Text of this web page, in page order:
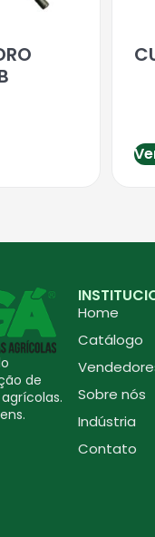
de
Home
Catálogo
Sobre nós
Indústria
Contato